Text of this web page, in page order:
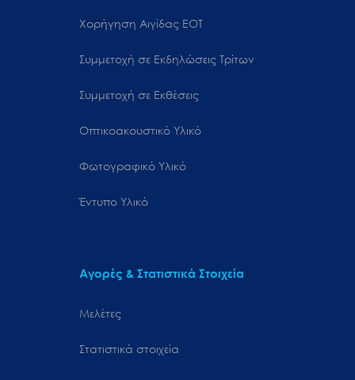
Χορήγηση Αιγίδας ΕΟΤ
Συμμετοχή σε Εκδηλώσεις Τρίτων
Συμμετοχή σε Εκθέσεις
Οπτικοακουστικό Υλικό
Φωτογραφικό Υλικό
Έντυπο Υλικό
Αγορές & Στατιστικά Στοιχεία
Μελέτες
Στατιστικά στοιχεία